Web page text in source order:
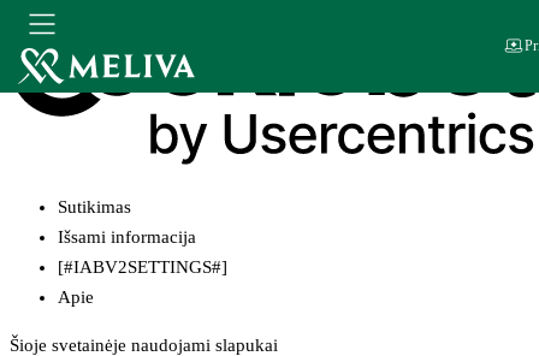
Sutikimas
Išsami informacija
[#IABV2SETTINGS#]
Apie
Šioje svetainėje naudojami slapukai